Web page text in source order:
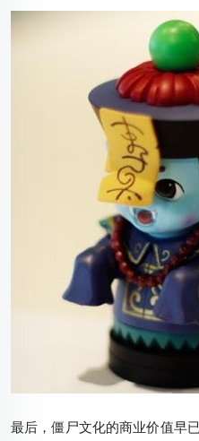
最后，僵尸文化的商业价值早